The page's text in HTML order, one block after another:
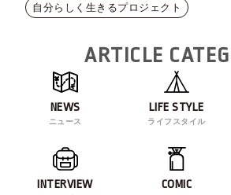
自分らしく生きるプロジェクト
ARTICLE
NEWS
ニュース
LIFE STYLE
ライフスタイル
INTERVIEW COMIC